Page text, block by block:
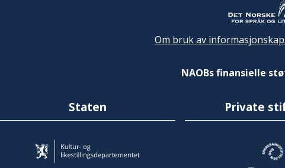
Om bruk av
NAOBs finansielle
Staten Private